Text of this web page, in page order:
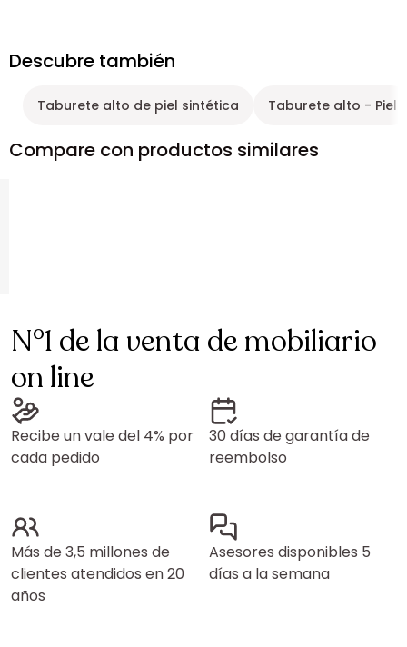
Descubre también
Taburete alto de piel sintética Taburete alto - Piel
Compare con productos similares
N°1 de la venta de mobiliario
on line
Recibe un vale del 4% por
cada pedido
30 días de garantía de
reembolso
Más de 3,5 millones de
clientes atendidos en 20
años
Asesores disponibles 5
días a la semana